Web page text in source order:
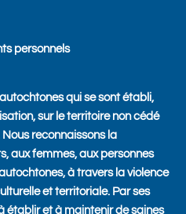
personnels
qui se sont établi,
sur le territoire non cédé
reconnaissons la
aux femmes, aux personnes
à travers la violence
et territoriale. Par ses
établir et à maintenir de saines